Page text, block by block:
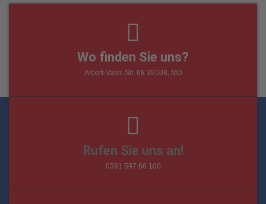
Wo finden Sie uns?
Albert-Vater-Str. 68 39108, MD
Rufen Sie uns an!
0391 597 66 100